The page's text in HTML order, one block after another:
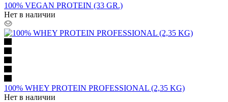
100% VEGAN PROTEIN (33 GR.)
Нет в наличии
100% WHEY PROTEIN PROFESSIONAL (2,35 KG)
Нет в наличии